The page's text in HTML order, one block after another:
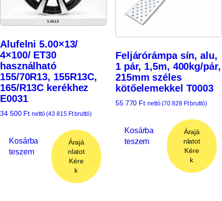
Alufelni 5.00×13/
4×100/ ET30
használható
155/70R13, 155R13C,
165/R13C kerékhez
E0031
34 500 Ft nettó (43 815 Ftbruttó)
Kosárba
teszem
Árajá
nlatot
Kére
k
Feljárórámpa sín, alu,
1 pár, 1,5m, 400kg/pár,
215mm széles
kötőelemekkel T0003
55 770 Ft nettó (70 828 Ftbruttó)
Kosárba
teszem
Árajá
nlatot
Kére
k